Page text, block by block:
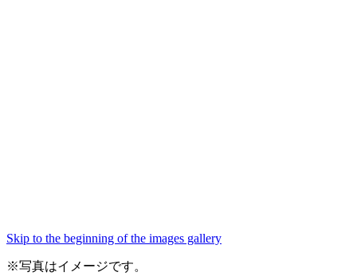
Skip to the beginning of the images gallery
※写真はイメージです。